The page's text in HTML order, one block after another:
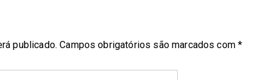
publicado. Campos obrigatórios são marcados com*